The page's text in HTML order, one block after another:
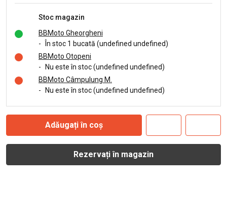
Stoc magazin
BBMoto Gheorgheni
-
În stoc 1 bucată (undefined undefined)
BBMoto Otopeni
-
Nu este în stoc (undefined undefined)
BBMoto Câmpulung M.
-
Nu este în stoc (undefined undefined)
Adăugați în coș
Rezervați în magazin